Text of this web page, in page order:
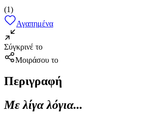
(1)
Αγαπημένα
Σύγκρινέ το
Μοιράσου το
Περιγραφή
Με λίγα λόγια...